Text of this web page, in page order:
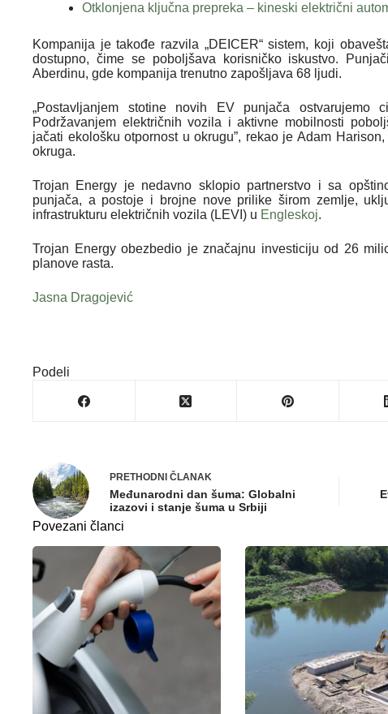
Otklonjena ključna prepreka – kineski električni
Kompanija je takođe razvila „DEICER“ sistem, koji
dostupno, čime se poboljšava korisničko iskustvo.
Aberdinu, gde kompanija trenutno zapošljava 68 ljudi.
„Postavljanjem stotine novih EV punjača ostvarujemo
Podržavanjem električnih vozila i aktivne mobilnosti
jačati ekološku otpornost u okrugu”, rekao je Adam
okruga.
Trojan Energy je nedavno sklopio partnerstvo i sa
punjača, a postoje i brojne nove prilike širom zemlje,
infrastrukturu električnih vozila (LEVI) u Engleskoj.
Trojan Energy obezbedio je značajnu investiciju od 26
planove rasta.
Jasna Dragojević
Podeli
PRETHODNI ČLANAK
Međunarodni dan šuma: Globalni
izazovi i stanje šuma u Srbiji
Povezani članci